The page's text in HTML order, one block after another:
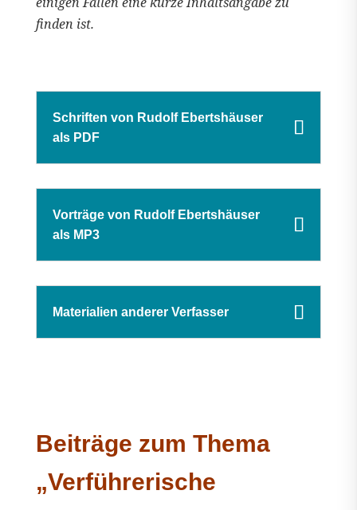
finden ist.
Schriften von Rudolf Ebertshäuser
als PDF
Vorträge von Rudolf Ebertshäuser
als MP3
Materialien anderer Verfasser
Beiträge zum Thema
„Verführerische